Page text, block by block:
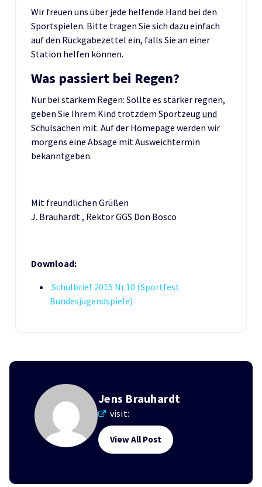
Wir freuen uns über jede helfende Hand bei den
Sportspielen. Bitte tragen Sie sich dazu einfach
auf den Rückgabezettel ein, falls Sie an einer
Station helfen können.
Was passiert bei Regen?
Nur bei starkem Regen: Sollte es stärker regnen,
geben Sie Ihrem Kind trotzdem Sportzeug und
Schulsachen mit. Auf der Homepage werden wir
morgens eine Absage mit Ausweichtermin
bekanntgeben.
Mit freundlichen Grüßen
J. Brauhardt , Rektor GGS Don Bosco
Download:
Schulbrief 2015 Nr.10 (Sportfest
Bundesjugendspiele)
Jens Brauhardt
visit:
View All Post